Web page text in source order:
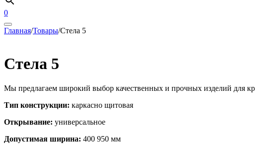
0
Главная/Товары/Стела 5
Стела 5
Мы предлагаем широкий выбор качественных и прочных изделий для
Тип конструкции: каркасно щитовая
Открывание: универсальное
Допустимая ширина: 400 950 мм